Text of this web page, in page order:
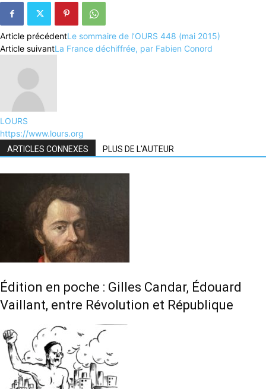
Article précédentLe sommaire de l’OURS 448 (mai 2015)
Article suivantLa France déchiffrée, par Fabien Conord
LOURS
https://www.lours.org
ARTICLES CONNEXES PLUS DE L'AUTEUR
Édition en poche : Gilles Candar, Édouard
Vaillant, entre Révolution et République